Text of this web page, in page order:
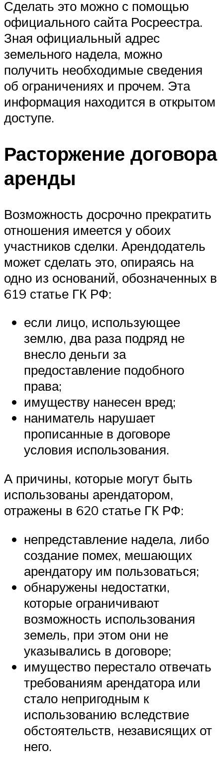
Сделать это можно с помощью
официального сайта Росреестра.
Зная официальный адрес
земельного надела, можно
получить необходимые сведения
об ограничениях и прочем. Эта
информация находится в открытом
доступе.
Расторжение договора
аренды
Возможность досрочно прекратить
отношения имеется у обоих
участников сделки. Арендодатель
может сделать это, опираясь на
одно из оснований, обозначенных в
619 статье ГК РФ:
если лицо, использующее
землю, два раза подряд не
внесло деньги за
предоставление подобного
права;
имуществу нанесен вред;
наниматель нарушает
прописанные в договоре
условия использования.
А причины, которые могут быть
использованы арендатором,
отражены в 620 статье ГК РФ:
непредставление надела, либо
создание помех, мешающих
арендатору им пользоваться;
обнаружены недостатки,
которые ограничивают
возможность использования
земель, при этом они не
указывались в договоре;
имущество перестало отвечать
требованиям арендатора или
стало непригодным к
использованию вследствие
обстоятельств, независящих от
него.